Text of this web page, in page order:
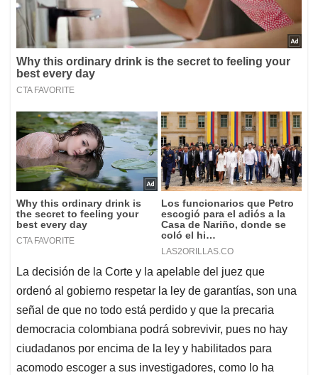
La decisión de la Corte y la apelable del juez que
ordenó al gobierno respetar la ley de garantías, son una
señal de que no todo está perdido y que la precaria
democracia colombiana podrá sobrevivir, pues no hay
ciudadanos por encima de la ley y habilitados para
acomodo escoger a sus investigadores, como lo ha